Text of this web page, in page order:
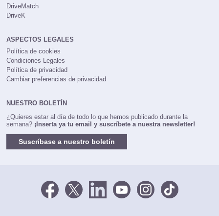
DriveMatch
DriveK
ASPECTOS LEGALES
Política de cookies
Condiciones Legales
Política de privacidad
Cambiar preferencias de privacidad
NUESTRO BOLETÍN
¿Quieres estar al día de todo lo que hemos publicado durante la
semana? ¡Inserta ya tu email y suscríbete a nuestra newsletter!
Suscríbase a nuestro boletín